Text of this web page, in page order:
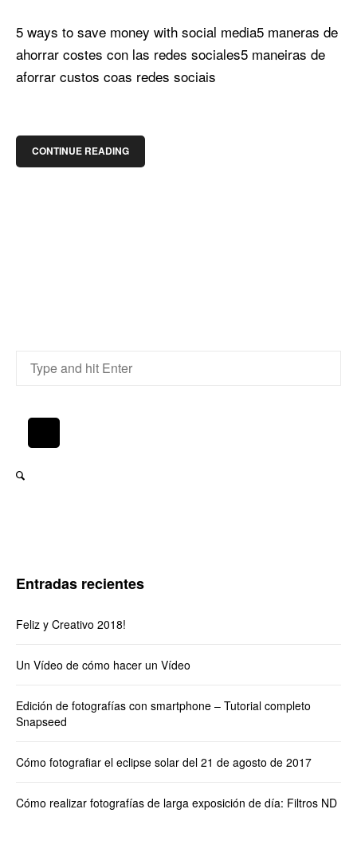
5 ways to save money with social media5 maneras de
ahorrar costes con las redes sociales5 maneiras de
aforrar custos coas redes sociais
CONTINUE READING
Entradas recientes
Feliz y Creativo 2018!
Un Vídeo de cómo hacer un Vídeo
Edición de fotografías con smartphone – Tutorial completo
Snapseed
Cómo fotografiar el eclipse solar del 21 de agosto de 2017
Cómo realizar fotografías de larga exposición de día: Filtros ND